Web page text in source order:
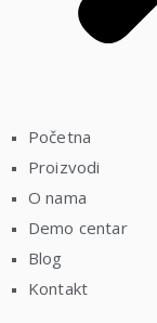
Početna
Proizvodi
O nama
Demo centar
Blog
Kontakt